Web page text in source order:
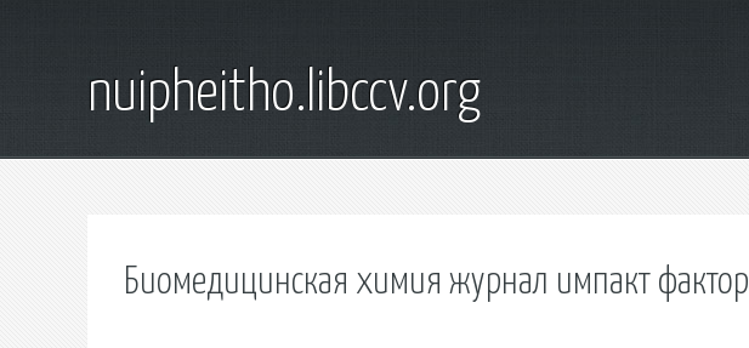
nuipheitho.libccv.org
Биомедицинская химия журнал импакт фактор